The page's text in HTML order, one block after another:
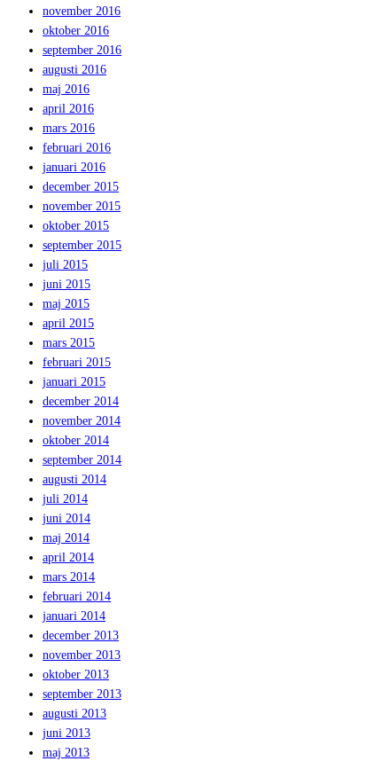
november 2016
oktober 2016
september 2016
augusti 2016
maj 2016
april 2016
mars 2016
februari 2016
januari 2016
december 2015
november 2015
oktober 2015
september 2015
juli 2015
juni 2015
maj 2015
april 2015
mars 2015
februari 2015
januari 2015
december 2014
november 2014
oktober 2014
september 2014
augusti 2014
juli 2014
juni 2014
maj 2014
april 2014
mars 2014
februari 2014
januari 2014
december 2013
november 2013
oktober 2013
september 2013
augusti 2013
juni 2013
maj 2013